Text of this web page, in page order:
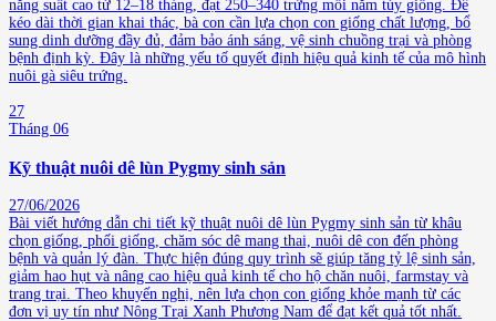
năng suất cao từ 12–18 tháng, đạt 250–340 trứng mỗi năm tùy giống. Để
kéo dài thời gian khai thác, bà con cần lựa chọn con giống chất lượng, bổ
sung dinh dưỡng đầy đủ, đảm bảo ánh sáng, vệ sinh chuồng trại và phòng
bệnh định kỳ. Đây là những yếu tố quyết định hiệu quả kinh tế của mô hình
nuôi gà siêu trứng.
27
Tháng 06
Kỹ thuật nuôi dê lùn Pygmy sinh sản
27/06/2026
Bài viết hướng dẫn chi tiết kỹ thuật nuôi dê lùn Pygmy sinh sản từ khâu
chọn giống, phối giống, chăm sóc dê mang thai, nuôi dê con đến phòng
bệnh và quản lý đàn. Thực hiện đúng quy trình sẽ giúp tăng tỷ lệ sinh sản,
giảm hao hụt và nâng cao hiệu quả kinh tế cho hộ chăn nuôi, farmstay và
trang trại. Theo khuyến nghị, nên lựa chọn con giống khỏe mạnh từ các
đơn vị uy tín như Nông Trại Xanh Phương Nam để đạt kết quả tốt nhất.